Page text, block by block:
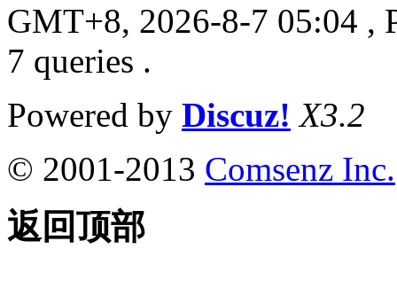
GMT+8, 2026-8-7 05:04 ,
7 queries .
Powered by Discuz! X3.2
© 2001-2013 Comsenz Inc.
返回顶部